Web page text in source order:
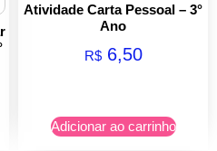
Atividade Carta Pessoal – 3°
Ano
R$6,50
Adicionar ao carrinho